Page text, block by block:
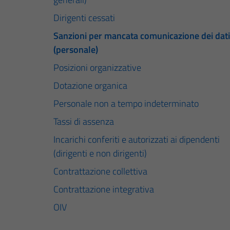
Dirigenti cessati
Sanzioni per mancata comunicazione dei dati
(personale)
Posizioni organizzative
Dotazione organica
Personale non a tempo indeterminato
Tassi di assenza
Incarichi conferiti e autorizzati ai dipendenti
(dirigenti e non dirigenti)
Contrattazione collettiva
Contrattazione integrativa
OIV